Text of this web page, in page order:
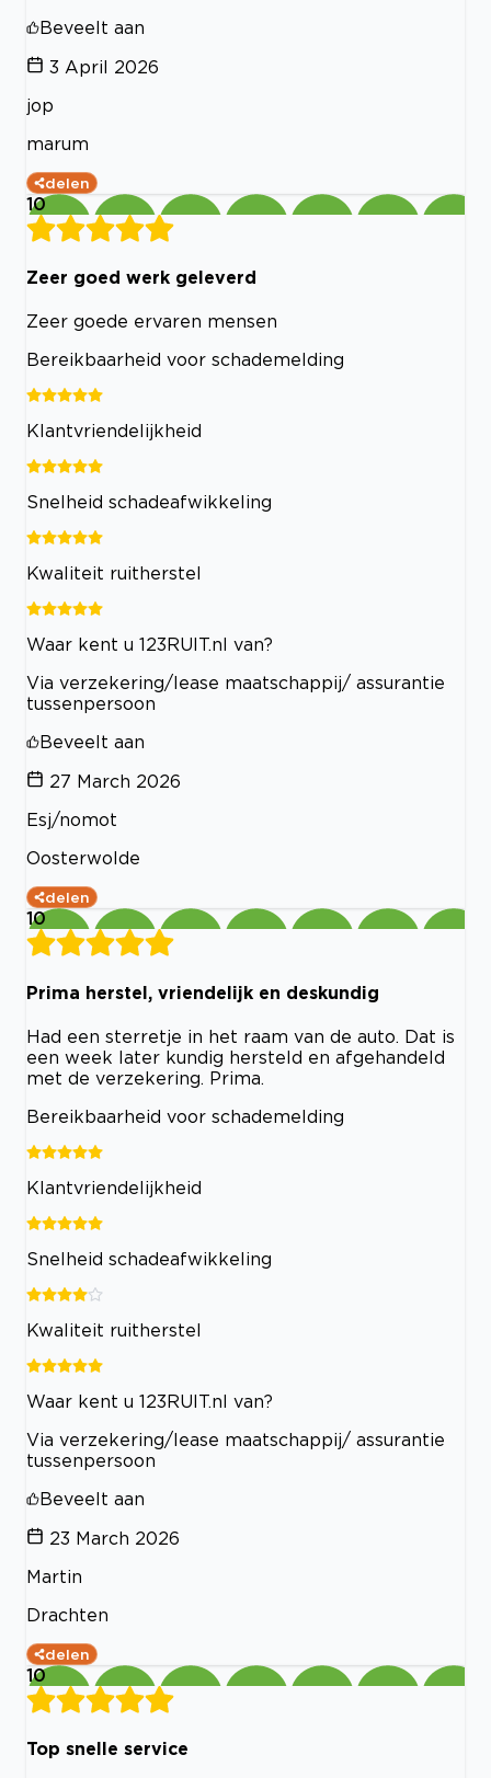
Beveelt aan
3 April 2026
jop
marum
delen
10
Zeer goed werk geleverd
Zeer goede ervaren mensen
Bereikbaarheid voor schademelding
Klantvriendelijkheid
Snelheid schadeafwikkeling
Kwaliteit ruitherstel
Waar kent u 123RUIT.nl van?
Via verzekering/lease maatschappij/ assurantie
tussenpersoon
Beveelt aan
27 March 2026
Esj/nomot
Oosterwolde
delen
10
Prima herstel, vriendelijk en deskundig
Had een sterretje in het raam van de auto. Dat is
een week later kundig hersteld en afgehandeld
met de verzekering. Prima.
Bereikbaarheid voor schademelding
Klantvriendelijkheid
Snelheid schadeafwikkeling
Kwaliteit ruitherstel
Waar kent u 123RUIT.nl van?
Via verzekering/lease maatschappij/ assurantie
tussenpersoon
Beveelt aan
23 March 2026
Martin
Drachten
delen
10
Top snelle service